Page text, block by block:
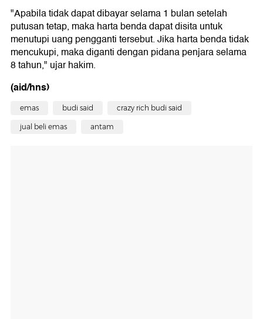
"Apabila tidak dapat dibayar selama 1 bulan setelah
putusan tetap, maka harta benda dapat disita untuk
menutupi uang pengganti tersebut. Jika harta benda tidak
mencukupi, maka diganti dengan pidana penjara selama
8 tahun," ujar hakim.
(aid/hns)
emas budi said crazy rich budi said
jual beli emas antam